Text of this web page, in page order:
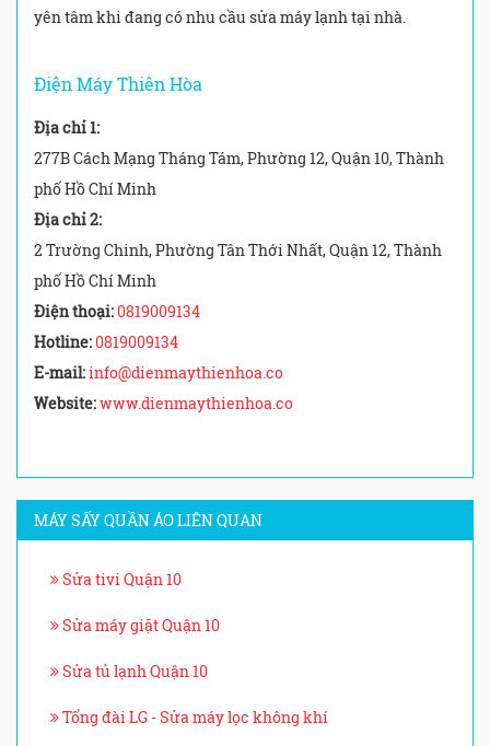
yên tâm khi đang có nhu cầu sửa máy lạnh tại nhà.
Điện Máy Thiên Hòa
Địa chỉ 1:
277B Cách Mạng Tháng Tám, Phường 12, Quận 10, Thành
phố Hồ Chí Minh
Địa chỉ 2:
2 Trường Chinh, Phường Tân Thới Nhất, Quận 12, Thành
phố Hồ Chí Minh
Điện thoại:0819009134
Hotline:0819009134
E-mail:info@dienmaythienhoa.co
Website:www.dienmaythienhoa.co
MÁY SẤY QUẦN ÁO LIÊN QUAN
Sửa tivi Quận 10
Sửa máy giặt Quận 10
Sửa tủ lạnh Quận 10
Tổng đài LG - Sửa máy lọc không khí